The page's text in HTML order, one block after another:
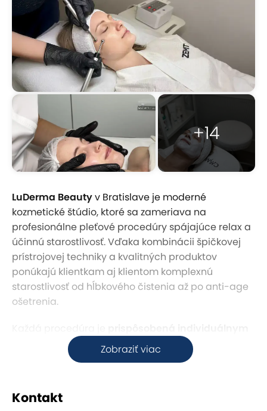
+14
Zobraziť viac
LuDerma Beautyv Bratislave je moderné
kozmetické štúdio, ktoré sa zameriava na
profesionálne pleťové procedúry spájajúce relax a
účinnú starostlivosť. Vďaka kombinácii špičkovej
prístrojovej techniky a kvalitných produktov
ponúkajú klientkam aj klientom komplexnú
starostlivosť od hĺbkového čistenia až po anti-age
ošetrenia.
potrebám pleti
– od hydratačných ošetrení, cez
liftingové terapie až po regeneračné kúry. V
a krásu vašej pokožky.
Kontakt